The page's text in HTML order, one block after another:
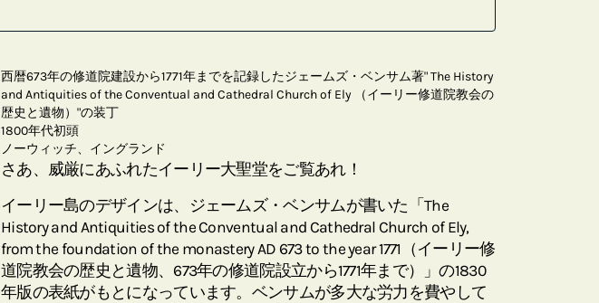
西暦673年の修道院建設から1771年までを記録したジェームズ・ベンサム著" The History
and Antiquities of the Conventual and Cathedral Church of Ely （イーリー修道院教会の
歴史と遺物）"の装丁
1800年代初頭
ノーウィッチ、イングランド
さあ、威厳にあふれたイーリー大聖堂をご覧あれ！
イーリー島のデザインは、ジェームズ・ベンサムが書いた「The
History and Antiquities of the Conventual and Cathedral Church of Ely,
from the foundation of the monastery AD 673 to the year 1771（イーリー修
道院教会の歴史と遺物、673年の修道院設立から1771年まで）」の1830
年版の表紙がもとになっています。ベンサムが多大な労力を費やして